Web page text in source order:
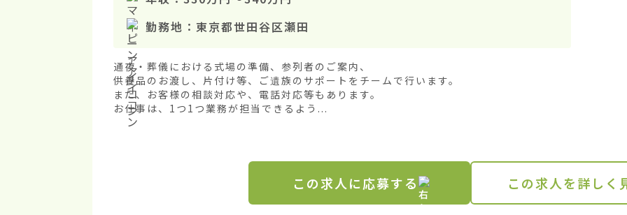
勤務地： 東京都世田谷区瀬田
通夜・葬儀における式場の準備、参列者のご案内、
供養品のお渡し、片付け等、ご遺族のサポートをチームで行います。
また、お客様の相談対応や、電話対応等もあります。
お仕事は、1つ1つ業務が担当できるよう...
この求人に応募する この求人を詳しく